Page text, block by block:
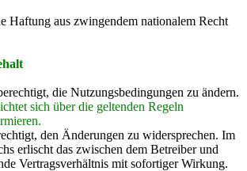
Haftung aus zwingendem nationalem Recht
die Nutzungsbedingungen zu ändern.
sich über die geltenden Regeln
den Änderungen zu widersprechen. Im
erlischt das zwischen dem Betreiber und
Vertragsverhältnis mit sofortiger Wirkung.